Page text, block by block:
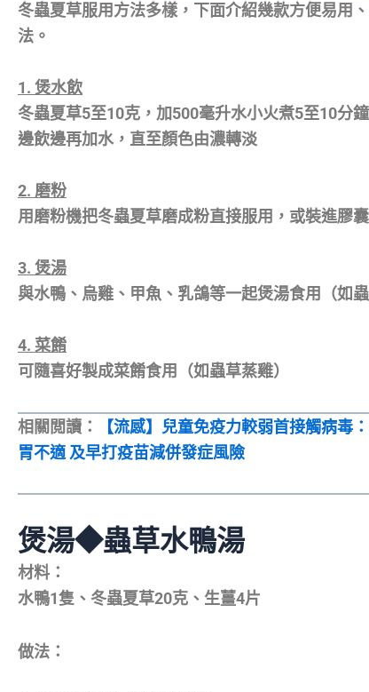
冬蟲夏草服用方法多樣，下面介紹幾款方便易用
法。
1. 煲水飲
冬蟲夏草5至10克，加500毫升水小火煮5至10分
邊飲邊再加水，直至顏色由濃轉淡
2. 磨粉
用磨粉機把冬蟲夏草磨成粉直接服用，或裝進膠
3. 煲湯
與水鴨、烏雞、甲魚、乳鴿等一起煲湯食用（如蟲
4. 菜餚
可隨喜好製成菜餚食用（如蟲草蒸雞）
相關閲讀：
【流感】兒童免疫力較弱首接觸病毒
胃不適 及早打疫苗減併發症風險
煲湯◆蟲草水鴨湯
材料：
水鴨1隻、冬蟲夏草20克、生薑4片
做法：